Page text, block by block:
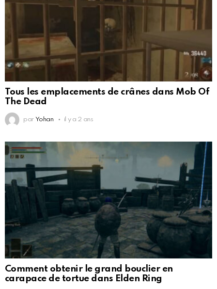
Tous les emplacements de crânes dans Mob Of
The Dead
par Yohan il y a 2 ans
Comment obtenir le grand bouclier en
carapace de tortue dans Elden Ring